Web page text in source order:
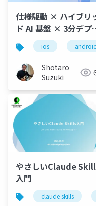
仕様駆動 × ハイブリ
ド AI 基盤 × 3分デプ
イで実装するモバイル
アプリ + AI Agent
ios
Shotaro
Suzuki
やさしいClaude
入門
claude skills